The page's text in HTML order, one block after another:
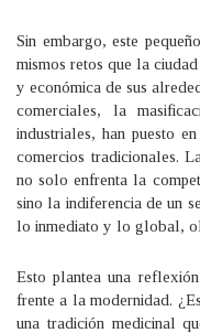
Sin embargo, este
mismos retos que la
y económica de sus
comerciales, la
industriales, han puesto
comercios tradicionales.
no solo enfrenta la
sino la indiferencia de un
lo inmediato y lo global,
Esto plantea una
frente a la modernidad.
una tradición medicinal